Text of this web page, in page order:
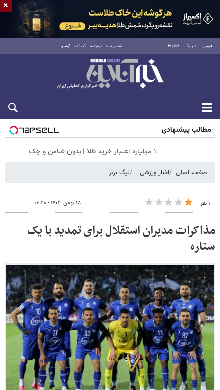
فارسی العربية English تماس با ما درباره ما تبلیغات آرشیو
شنبه ۱۷ مرداد ۱۴۰۵
مطالب پیشنهادی
۱ میلیارد اعتبار خرید طلا | بدون ضامن و چک
صفحه اصلی اخبار ورزشی لیگ برتر
۱ نفر ۱۸ بهمن ۱۴۰۳ - ۱۶:۵۰
مذاکرات مدیران استقلال برای تمدید با یک
ستاره
×